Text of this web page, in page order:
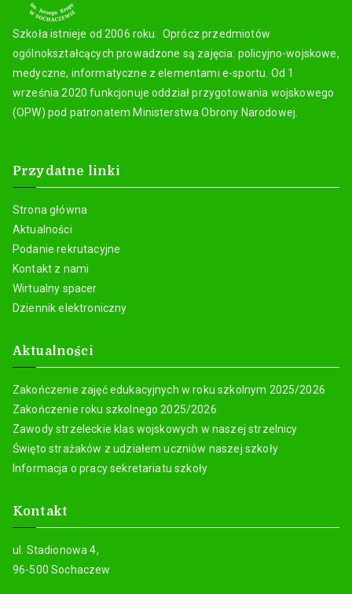
Szkoła istnieje od 2006 roku. Oprócz przedmiotów
ogólnokształcących prowadzone są zajęcia: policyjno-wojskowe,
medyczne, informatyczne z elementami e-sportu. Od 1
września 2020 funkcjonuje oddział przygotowania wojskowego
(OPW) pod patronatem Ministerstwa Obrony Narodowej.
Przydatne linki
Strona główna
Aktualności
Podanie rekrutacyjne
Kontakt z nami
Wirtualny spacer
Dziennik elektroniczny
Aktualności
Zakończenie zajęć edukacyjnych w roku szkolnym 2025/2026
Zakończenie roku szkolnego 2025/2026
Zawody strzeleckie klas wojskowych w naszej strzelnicy
Święto strażaków z udziałem uczniów naszej szkoły
Informacja o pracy sekretariatu szkoły
Kontakt
ul. Stadionowa 4,
96-500 Sochaczew